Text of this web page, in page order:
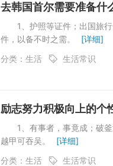
去韩国首尔需要准备什
1、护照等证件；出国旅
件，以备不时之需。
[详细]
分类： 生活 生活常识
励志努力积极向上的个
1、有事者，事竟成；破
越甲可吞吴。
[详细]
分类： 生活 生活常识